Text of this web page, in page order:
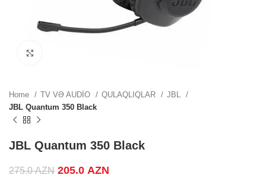
Home TV VƏ AUDİO QULAQLIQLAR
JBL
JBL Quantum 350 Black
JBL Quantum 350 Black
275.0AZN Original price was: 275.0 AZN.
205.0 AZN